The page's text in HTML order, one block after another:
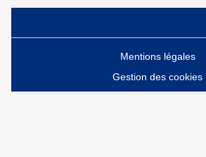
Mentions légales
Gestion des cookies